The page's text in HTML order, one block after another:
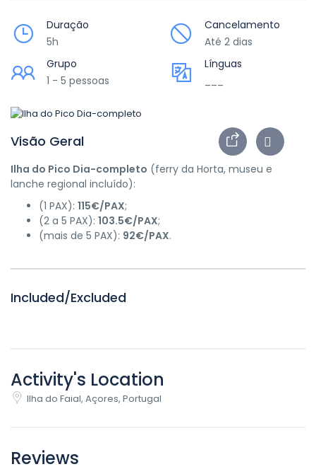
Duração
5h
Cancelamento
Até 2 dias
Grupo
1 - 5 pessoas
Línguas
Visão Geral
Ilha do Pico Dia-completo (ferry da Horta, museu e
lanche regional incluído):
(1 PAX): 115€/PAX;
(2 a 5 PAX): 103.5€/PAX;
(mais de 5 PAX): 92€/PAX.
Included/Excluded
Activity's Location
Ilha do Faial, Açores, Portugal
Reviews